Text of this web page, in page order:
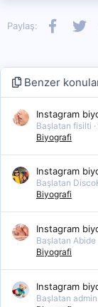
Paylaş:
Benzer
Instagram
Başlatan fisilti
Biyografi
Instagram
Başlatan
Biyografi
Instagram
Başlatan Abide
Biyografi
Instagram
Başlatan admin